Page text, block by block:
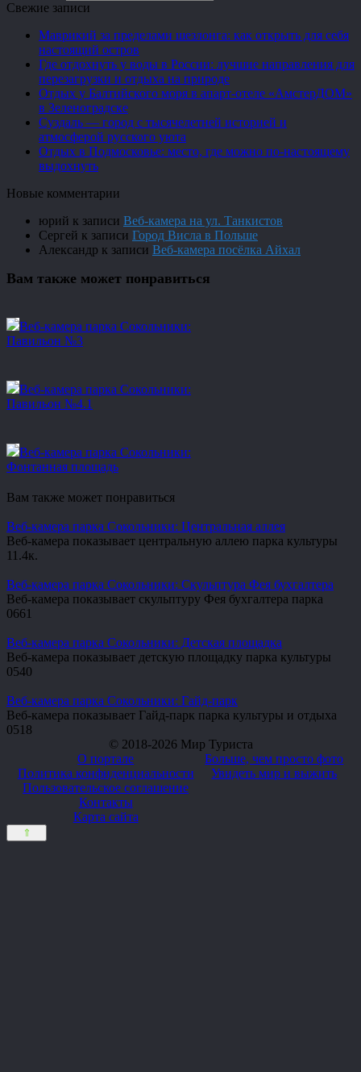
Свежие записи
Маврикий за пределами шезлонга: как открыть для себя
настоящий остров
Где отдохнуть у воды в России: лучшие направления для
перезагрузки и отдыха на природе
Отдых у Балтийского моря в апарт-отеле «АмстерДОМ»
в Зеленоградске
Суздаль — город с тысячелетней историей и
атмосферой русского уюта
Отдых в Подмосковье: место, где можно по-настоящему
выдохнуть
Новые комментарии
юрий к записи Веб-камера на ул. Танкистов
Сергей к записи Город Висла в Польше
Александр к записи Веб-камера посёлка Айхал
Вам также может понравиться
Веб-камера парка Сокольники:
Павильон №3
Веб-камера парка Сокольники:
Павильон №4.1
Веб-камера парка Сокольники:
Фонтанная площадь
Вам также может понравиться
Веб-камера парка Сокольники: Центральная аллея
Веб-камера показывает центральную аллею парка культуры
1 1.4к.
Веб-камера парка Сокольники: Скульптура Фея бухгалтера
Веб-камера показывает скульптуру Фея бухгалтера парка
0661
Веб-камера парка Сокольники: Детская площадка
Веб-камера показывает детскую площадку парка культуры
0540
Веб-камера парка Сокольники: Гайд-парк
Веб-камера показывает Гайд-парк парка культуры и отдыха
0518
© 2018-2026 Мир Туриста
О портале
Политика конфиденциальности
Пользовательское соглашение
Контакты
Карта сайта
Больше, чем просто фото
Увидеть мир и выжить